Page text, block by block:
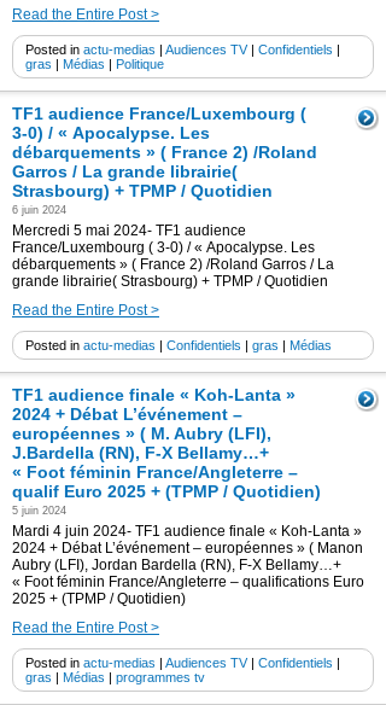
Read the Entire Post >
Posted in actu-medias | Audiences TV| Confidentiels |
gras | Médias | Politique
TF1 audience France/Luxembourg (
3-0) / « Apocalypse. Les
débarquements » ( France 2) /Roland
Garros / La grande librairie(
Strasbourg) + TPMP / Quotidien
6 juin 2024
Mercredi 5 mai 2024- TF1 audience
France/Luxembourg ( 3-0) / « Apocalypse. Les
débarquements » ( France 2) /Roland Garros / La
grande librairie( Strasbourg) + TPMP / Quotidien
Read the Entire Post >
Posted in actu-medias | Confidentiels | gras | Médias
TF1 audience finale « Koh-Lanta »
2024 + Débat L’événement –
européennes » ( M. Aubry (LFI),
J.Bardella (RN), F-X Bellamy…+
« Foot féminin France/Angleterre –
qualif Euro 2025 + (TPMP / Quotidien)
5 juin 2024
Mardi 4 juin 2024- TF1 audience finale « Koh-Lanta »
2024 + Débat L’événement – européennes » ( Manon
Aubry (LFI), Jordan Bardella (RN), F-X Bellamy…+
« Foot féminin France/Angleterre – qualifications Euro
2025 + (TPMP / Quotidien)
Read the Entire Post >
Posted in actu-medias | Audiences TV| Confidentiels |
gras | Médias | programmes tv